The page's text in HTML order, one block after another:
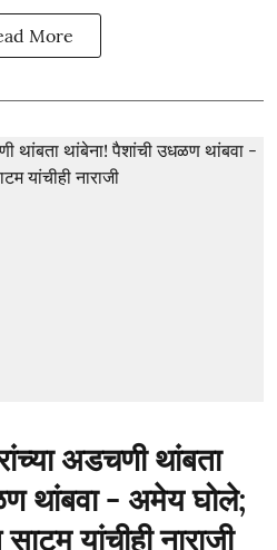
More
अडचणी थांबता
थांबवा - अमेय घोले;
यांचीही नाराजी